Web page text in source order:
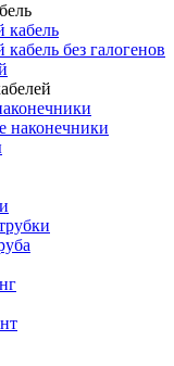
кабель
без галогенов
наконечники